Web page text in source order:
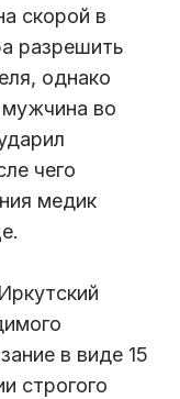
скорой в
разрешить
однако
мужчина во
чего
медик
в виде 15
строгого